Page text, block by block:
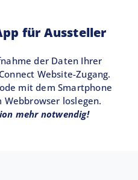
für Aussteller
der Daten Ihrer
Website-Zugang.
mit dem Smartphone
loslegen.
mehr notwendig!